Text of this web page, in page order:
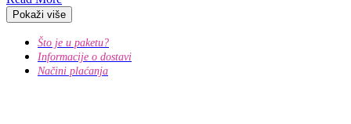
Pokaži više
Što je u paketu?
Informacije o dostavi
Načini plaćanja